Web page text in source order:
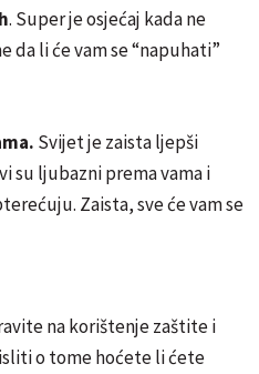
. Super je osjećaj kada ne
da li će vam se “napuhati”
Svijet je zaista ljepši
su ljubazni prema vama i
Zaista, sve će vam se
na korištenje zaštite i
o tome hoćete li ćete